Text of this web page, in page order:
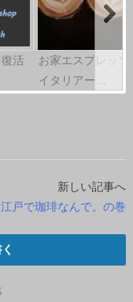
活
お家エスプレッソ
イタリアー…
新しい記事へ
戸で珈琲なんで。の巻